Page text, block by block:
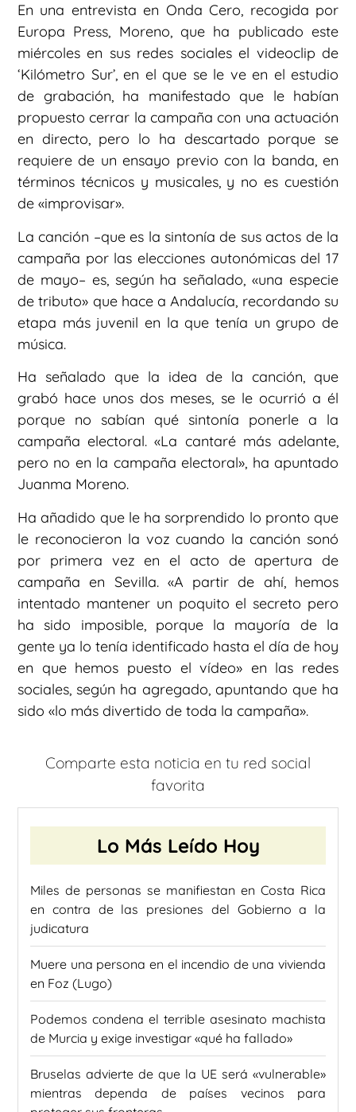
En una entrevista en Onda Cero, recogida por
Europa Press, Moreno, que ha publicado este
miércoles en sus redes sociales el videoclip de
‘Kilómetro Sur’, en el que se le ve en el estudio
de grabación, ha manifestado que le habían
propuesto cerrar la campaña con una actuación
en directo, pero lo ha descartado porque se
requiere de un ensayo previo con la banda, en
términos técnicos y musicales, y no es cuestión
de «improvisar».
La canción –que es la sintonía de sus actos de la
campaña por las elecciones autonómicas del 17
de mayo– es, según ha señalado, «una especie
de tributo» que hace a Andalucía, recordando su
etapa más juvenil en la que tenía un grupo de
música.
Ha señalado que la idea de la canción, que
grabó hace unos dos meses, se le ocurrió a él
porque no sabían qué sintonía ponerle a la
campaña electoral. «La cantaré más adelante,
pero no en la campaña electoral», ha apuntado
Juanma Moreno.
Ha añadido que le ha sorprendido lo pronto que
le reconocieron la voz cuando la canción sonó
por primera vez en el acto de apertura de
campaña en Sevilla. «A partir de ahí, hemos
intentado mantener un poquito el secreto pero
ha sido imposible, porque la mayoría de la
gente ya lo tenía identificado hasta el día de hoy
en que hemos puesto el vídeo» en las redes
sociales, según ha agregado, apuntando que ha
sido «lo más divertido de toda la campaña».
Comparte esta noticia en tu red social
favorita
Lo Más Leído Hoy
Miles de personas se manifiestan en Costa Rica
en contra de las presiones del Gobierno a la
judicatura
Muere una persona en el incendio de una vivienda
en Foz (Lugo)
Podemos condena el terrible asesinato machista
de Murcia y exige investigar «qué ha fallado»
Bruselas advierte de que la UE será «vulnerable»
mientras dependa de países vecinos para